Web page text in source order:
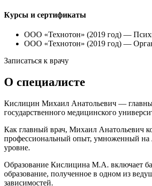
Курсы и сертификаты
ООО «Технотон» (2019 год) —
ООО «Технотон» (2019 год) —
Записаться к врачу
О специалисте
Кислицин Михаил Анатольевич —
государственного медицинского
Как главный врач, Михаил Анатольевич
профессиональный опыт, умноженный на
уровне.
Образование Кислицина М.А. включает
образование, полученное в одном из
зависимостей.